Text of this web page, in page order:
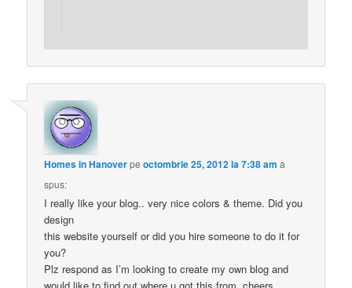
Homes in Hanoverpeoctombrie 25, 2012 la 7:38 am a
spus:
I really like your blog.. very nice colors & theme. Did you
design
this website yourself or did you hire someone to do it for
you?
Plz respond as I’m looking to create my own blog and